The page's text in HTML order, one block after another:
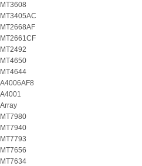
MT3608
MT3405AC
MT2668AF
MT2661CF
MT2492
MT4650
MT4644
A4006AF8
A4001
Array
MT7980
MT7940
MT7793
MT7656
MT7634